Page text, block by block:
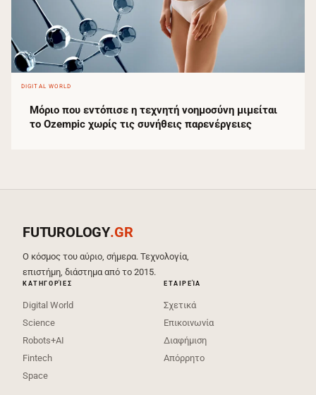
DIGITAL WORLD
Μόριο που εντόπισε η τεχνητή νοημοσύνη μιμείται
το Ozempic χωρίς τις συνήθεις παρενέργειες
FUTUROLOGY.GR
Ο κόσμος του αύριο, σήμερα. Τεχνολογία,
επιστήμη, διάστημα από το 2015.
ΚΑΤΗΓΟΡΊΕΣ
Digital World
Science
Robots+AI
Fintech
Space
ΕΤΑΙΡΕΊΑ
Σχετικά
Επικοινωνία
Διαφήμιση
Απόρρητο